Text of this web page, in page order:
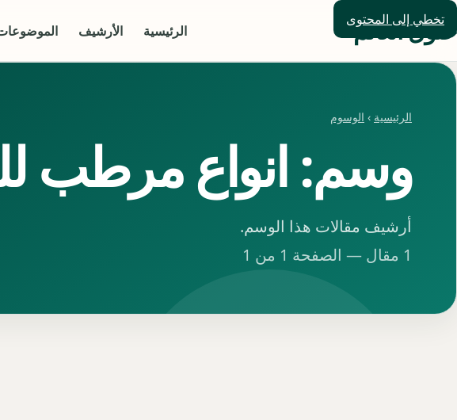
تخطي إلى المحتوى
حلول العالم الرئيسية الأرشيف
الرئيسية › الوسوم
وسم: انواع مرطب
أرشيف مقالات هذا الوسم.
1 مقال — الصفحة 1 من 1